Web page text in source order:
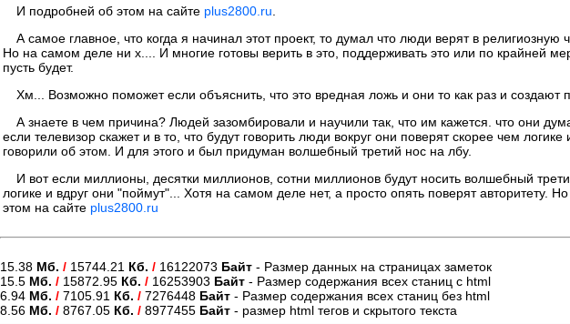
И подробней об этом на сайте plus2800.ru
А самое главное, что когда я начинал этот проект, то думал что люди верят в
Но на самом деле ни х.... И многие готовы верить в это, поддерживать это или по крайней
пусть будет.
Хм... Возможно поможет если объяснить, что это вредная ложь и они то как раз и
А знаете в чем причина? Людей зазомбировали и научили так, что им кажется. что они
если телевизор скажет и в то, что будут говорить люди вокруг они поверят скорее чем
говорили об этом. И для этого и был придуман волшебный третий нос на лбу.
И вот если миллионы, десятки миллионов, сотни миллионов будут носить волшебный
логике и вдруг они "поймут"... Хотя на самом деле нет, а просто опять поверят
этом на сайте plus2800.ru
15.38 Мб. / 15744.21 Кб. / 16122073 Байт - Размер данных на страницах заметок
15.5 Мб. / 15872.95 Кб. / 16253903 Байт - Размер содержания всех станиц с html
6.94 Мб. / 7105.91 Кб. / 7276448 Байт - Размер содержания всех станиц без html
8.56 Мб. / 8767.05 Кб. / 8977455 Байт - размер html тегов и скрытого текста